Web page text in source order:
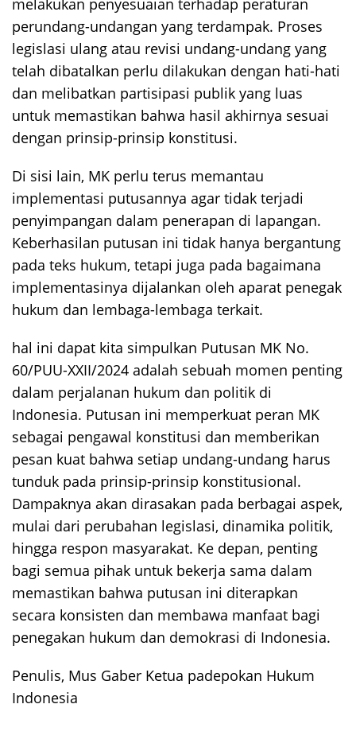
melakukan penyesuaian terhadap peraturan
perundang-undangan yang terdampak. Proses
legislasi ulang atau revisi undang-undang yang
telah dibatalkan perlu dilakukan dengan hati-hati
dan melibatkan partisipasi publik yang luas
untuk memastikan bahwa hasil akhirnya sesuai
dengan prinsip-prinsip konstitusi.
Di sisi lain, MK perlu terus memantau
implementasi putusannya agar tidak terjadi
penyimpangan dalam penerapan di lapangan.
Keberhasilan putusan ini tidak hanya bergantung
pada teks hukum, tetapi juga pada bagaimana
implementasinya dijalankan oleh aparat penegak
hukum dan lembaga-lembaga terkait.
hal ini dapat kita simpulkan Putusan MK No.
60/PUU-XXII/2024 adalah sebuah momen penting
dalam perjalanan hukum dan politik di
Indonesia. Putusan ini memperkuat peran MK
sebagai pengawal konstitusi dan memberikan
pesan kuat bahwa setiap undang-undang harus
tunduk pada prinsip-prinsip konstitusional.
Dampaknya akan dirasakan pada berbagai aspek,
mulai dari perubahan legislasi, dinamika politik,
hingga respon masyarakat. Ke depan, penting
bagi semua pihak untuk bekerja sama dalam
memastikan bahwa putusan ini diterapkan
secara konsisten dan membawa manfaat bagi
penegakan hukum dan demokrasi di Indonesia.
Penulis, Mus Gaber Ketua padepokan Hukum
Indonesia